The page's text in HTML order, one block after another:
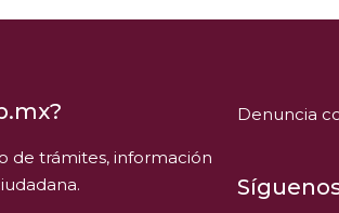
de trámites, información
Denuncia